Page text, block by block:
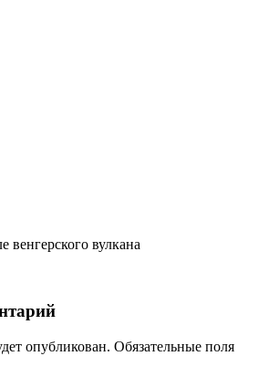
венгерского вулкана
опубликован. Обязательные поля